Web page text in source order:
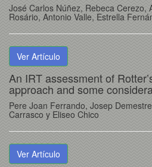
José Carlos Núñez, Rebeca Cerezo,
Rosário, Antonio Valle, Estrella
Ver Artículo
An IRT assessment of
approach and some
Pere Joan Ferrando, Josep
Carrasco y Eliseo Chico
Ver Artículo